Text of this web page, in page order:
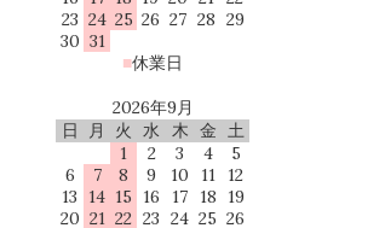
23 24 25 26 27 28 29
30 31
■休業日
2026年9月
日
月 火 水 木 金
土
1
2 3 4
5
6
7 8 9 10 11
12
13
14 15 16 17 18
19
20 21 22 23 24 25 26